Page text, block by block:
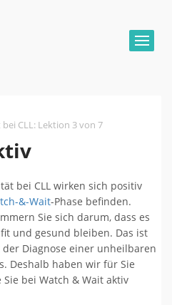
CLL: Lektion 3 von 7
bei CLL wirken sich positiv
&-Wait-Phase befinden.
Sie sich darum, dass es
und gesund bleiben. Das ist
Diagnose einer unheilbaren
Deshalb haben wir für Sie
bei Watch & Wait aktiv